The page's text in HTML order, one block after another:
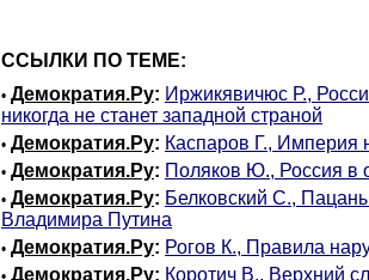
ССЫЛКИ ПО ТЕМЕ:
• Демократия.Ру: Иржикявичюс Р.,
никогда не станет западной страной
• Демократия.Ру: Каспаров Г., Империя
• Демократия.Ру: Поляков Ю., Россия в
• Демократия.Ру: Белковский С.,
Владимира Путина
• Демократия.Ру: Рогов К., Правила
• Демократия.Ру: Коротич В., Верхний